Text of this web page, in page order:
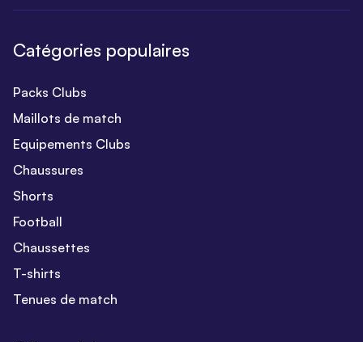
Catégories populaires
Packs Clubs
Maillots de match
Equipements Clubs
Chaussures
Shorts
Football
Chaussettes
T-shirts
Tenues de match